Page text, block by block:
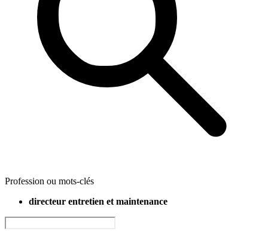
Profession ou mots-clés
directeur entretien et maintenance